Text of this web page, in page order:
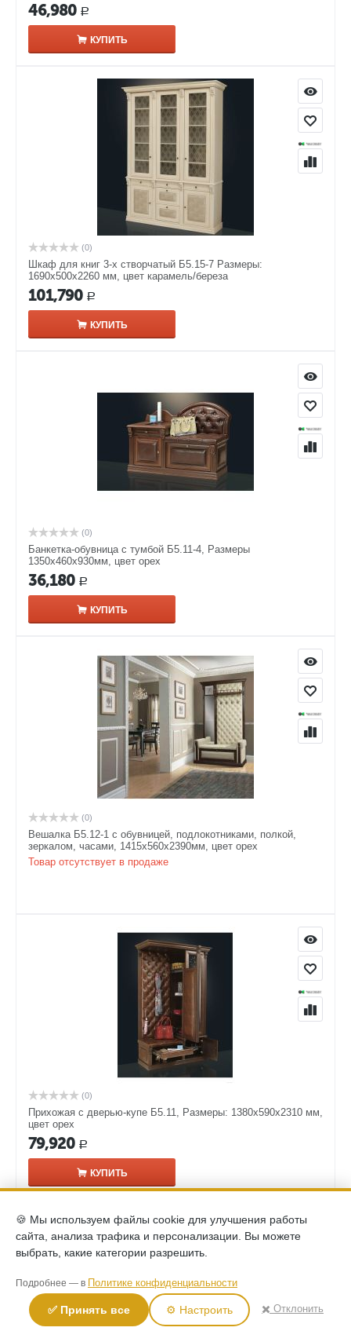
46,980 Р
КУПИТЬ
(0)
Шкаф для книг 3-х створчатый Б5.15-7 Размеры:
1690х500х2260 мм, цвет карамель/береза
101,790 Р
КУПИТЬ
(0)
Банкетка-обувница с тумбой Б5.11-4, Размеры
1350х460х930мм, цвет орех
36,180 Р
КУПИТЬ
(0)
Вешалка Б5.12-1 с обувницей, подлокотниками, полкой,
зеркалом, часами, 1415х560х2390мм, цвет орех
Товар отсутствует в продаже
(0)
Прихожая с дверью-купе Б5.11, Размеры: 1380х590х2310 мм,
цвет орех
79,920 Р
КУПИТЬ
🍪 Мы используем файлы cookie для улучшения работы
сайта, анализа трафика и персонализации. Вы можете
выбрать, какие категории разрешить.
Подробнее — в Политике конфиденциальности
✅ Принять все ⚙️ Настроить ✖️ Отклонить